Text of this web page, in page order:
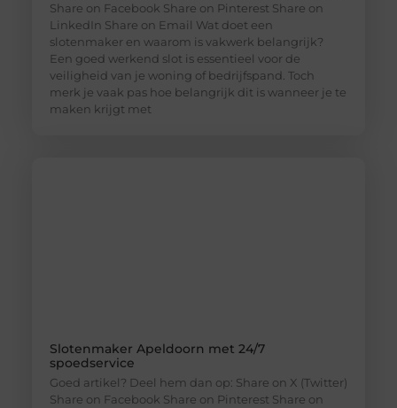
Share on Facebook Share on Pinterest Share on
LinkedIn Share on Email Wat doet een
slotenmaker en waarom is vakwerk belangrijk?
Een goed werkend slot is essentieel voor de
veiligheid van je woning of bedrijfspand. Toch
merk je vaak pas hoe belangrijk dit is wanneer je te
maken krijgt met
Slotenmaker Apeldoorn met 24/7
spoedservice
Goed artikel? Deel hem dan op: Share on X (Twitter)
Share on Facebook Share on Pinterest Share on